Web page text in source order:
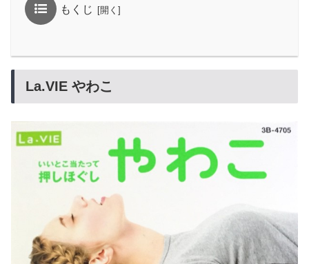
もくじ
La.VIE やわこ